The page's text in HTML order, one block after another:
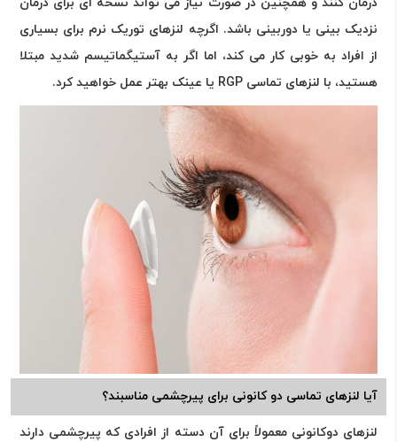
نزدیک بینی یا دوربینی باشد. اگرچه لنزهای توریک نرم برای بسیاری
از افراد به خوبی کار می کند، اما اگر به آستیگماتیسم شدید مبتلا
هستید، با لنزهای تماسی RGP یا عینک بهتر عمل خواهید کرد.
آیا لنزهای تماسی دو کانونی برای پیرچشمی مناسبند؟
لنزهای دوکانونی معمولاً برای آن دسته از افرادی که پیرچشمی دارند